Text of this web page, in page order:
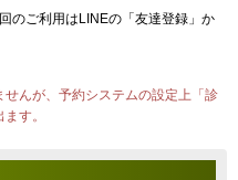
のご利用はLINEの「友達登録」か
んが、予約システムの設定上「診
す。